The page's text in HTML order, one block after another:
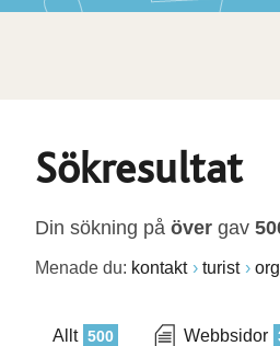
Sökresultat
Din sökning på över gav
Menade du: kontakt turist
500
Allt Webbsidor